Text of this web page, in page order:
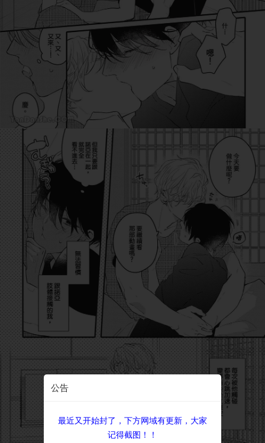
公告
最近又开始封了，下方网域有更新，大家
记得截图！！